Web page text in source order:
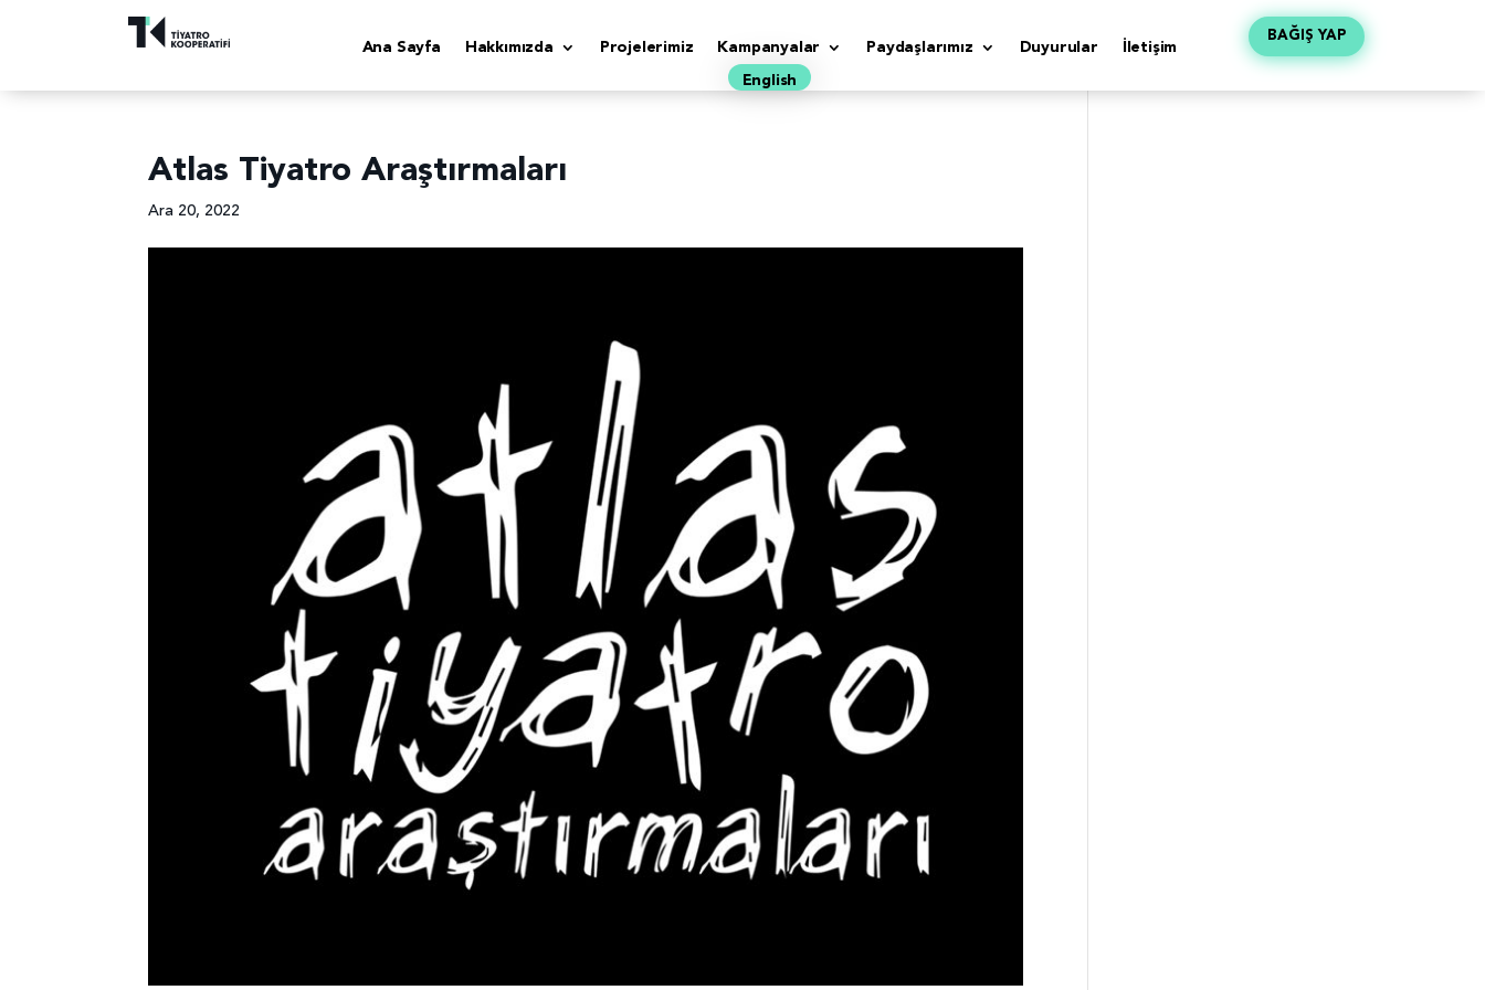
Ana Sayfa Hakkımızda Projelerimiz Kampanyalar Paydaşlarımız Duyurular İletişim
English
BAĞIŞ YAP
Atlas Tiyatro Araştırmaları
Ara 20, 2022